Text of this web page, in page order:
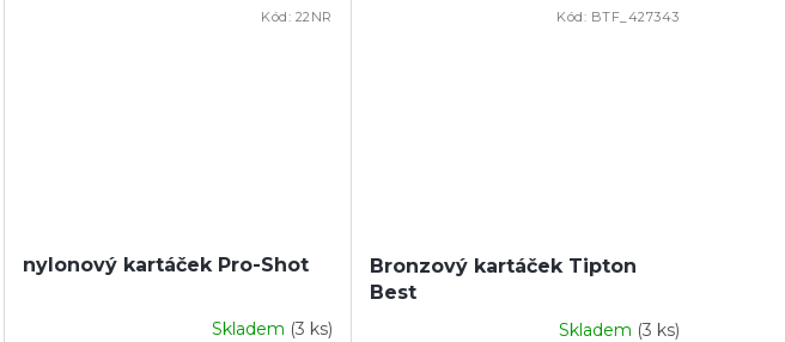
nylonový kartáček Pro-Shot
Skladem (3 ks)
Kód: 22NR
Bronzový kartáček Tipton
Best
Skladem (3 ks)
Kód: BTF_427343